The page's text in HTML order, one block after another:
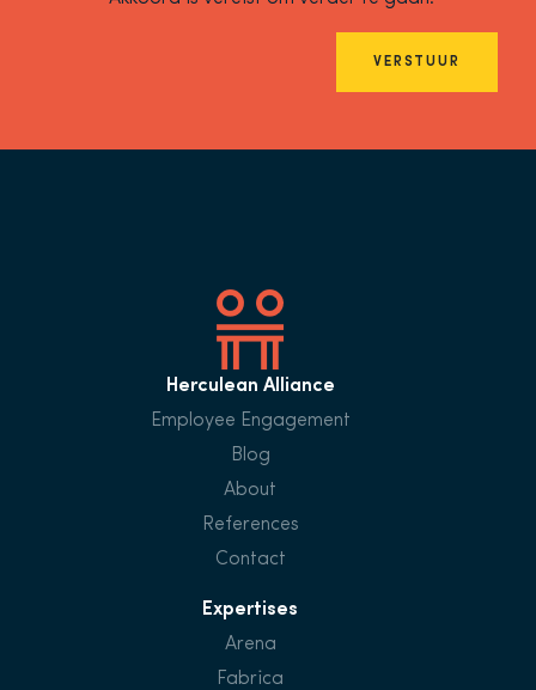
VERSTUUR
Herculean Alliance
Employee Engagement
Blog
About
References
Contact
Expertises
Arena
Fabrica